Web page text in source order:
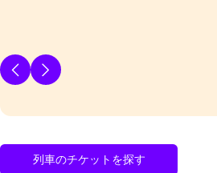
列車のチケットを探す